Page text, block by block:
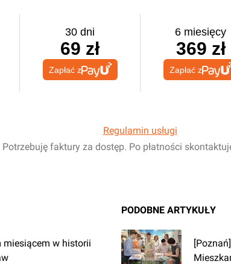
30 dni
69 zł
Zapłać z
6 miesięcy
369 zł
Zapłać z
Regulamin usługi
Potrzebuję faktury za dostęp. Po płatności
miesiącem w historii
PODOBNE ARTYKUŁY